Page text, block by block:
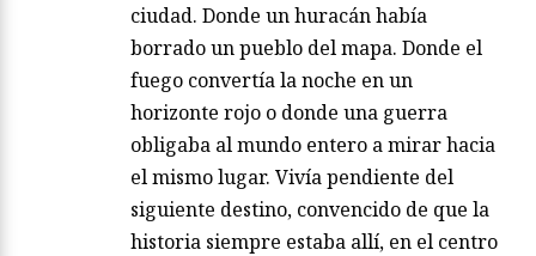
ciudad. Donde un huracán había
borrado un pueblo del mapa. Donde el
fuego convertía la noche en un
horizonte rojo o donde una guerra
obligaba al mundo entero a mirar hacia
el mismo lugar. Vivía pendiente del
siguiente destino, convencido de que la
historia siempre estaba allí, en el centro